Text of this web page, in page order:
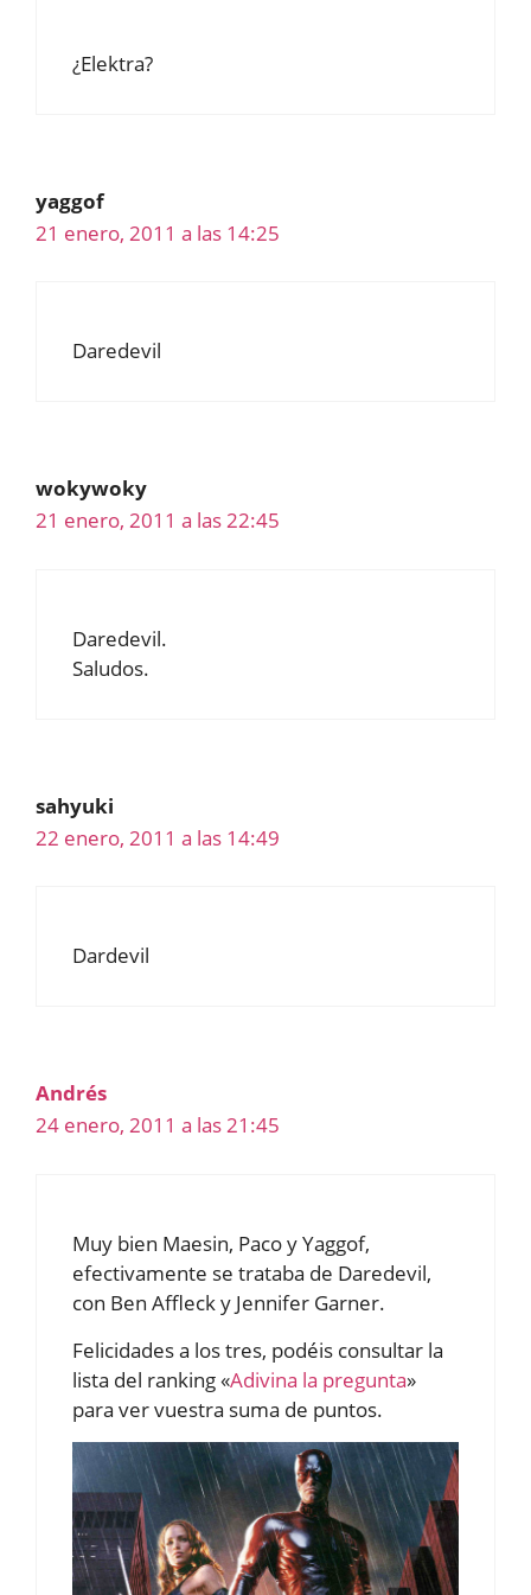
¿Elektra?
yaggof
21 enero, 2011 a las 14:25
Daredevil
wokywoky
21 enero, 2011 a las 22:45
Daredevil.
Saludos.
sahyuki
22 enero, 2011 a las 14:49
Dardevil
Andrés
24 enero, 2011 a las 21:45
Muy bien Maesin, Paco y Yaggof,
efectivamente se trataba de Daredevil,
con Ben Affleck y Jennifer Garner.
Felicidades a los tres, podéis consultar la
lista del ranking «Adivina la pregunta»
para ver vuestra suma de puntos.